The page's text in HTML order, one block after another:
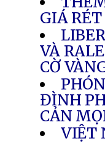
GIÁ
VÀ
CỜ
ĐÌNH
CẢN
VIỆT